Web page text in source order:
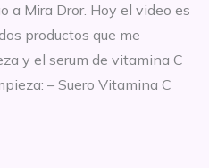
a Mira Dror. Hoy el video es
productos que me
y el serum de vitamina C
– Suero Vitamina C